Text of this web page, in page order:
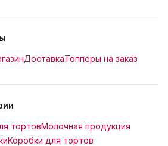
ДоставкаТопперы на заказ
тортовМолочная продукция
Коробки для тортов